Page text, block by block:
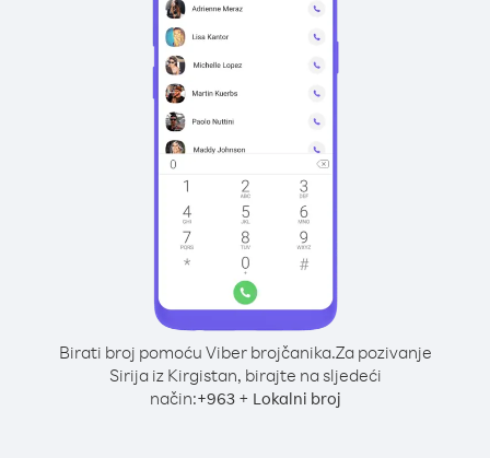
Birati broj pomoću Viber brojčanika.Za pozivanje
Sirija iz Kirgistan, birajte na sljedeći
način:+963+ Lokalni broj